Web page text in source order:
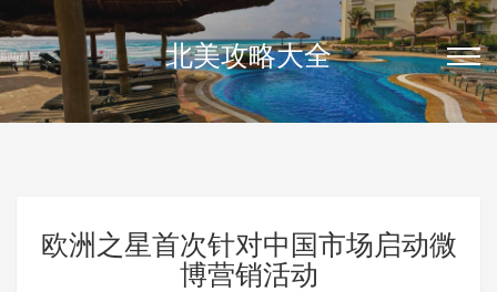
北美攻略大全
欧洲之星首次针对中国市场启动微
博营销活动